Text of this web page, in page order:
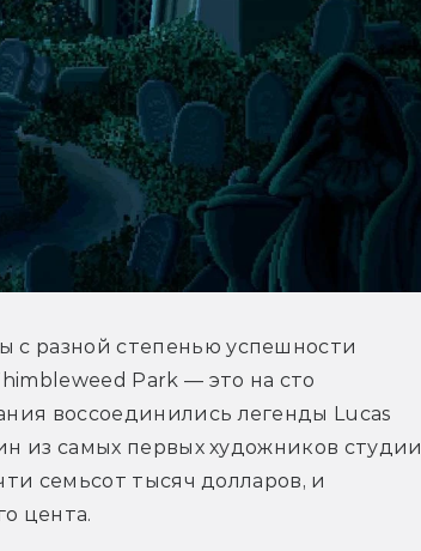
разной степенью успешности
Park — это на сто
воссоединились легенды Lucas
из самых первых художников студии
семьсот тысяч долларов, и
цента.